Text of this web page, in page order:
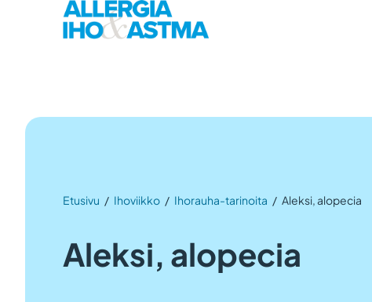
Etusivu / Ihoviikko / Ihorauha-tarinoita / Aleksi, alopecia
Aleksi, alopecia